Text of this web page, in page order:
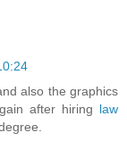
also the graphics
after hiring law